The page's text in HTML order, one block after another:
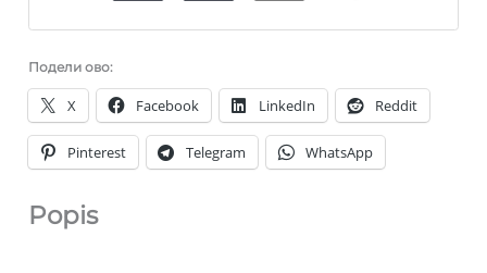
Подели ово:
X Facebook LinkedIn Reddit
Pinterest Telegram WhatsApp
Popis